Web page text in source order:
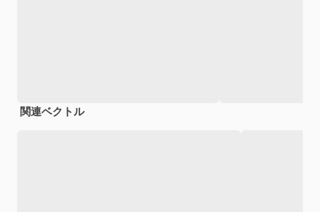
関連ベクトル